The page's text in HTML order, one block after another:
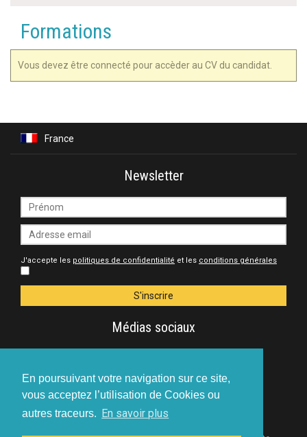
En poursuivant votre navigation sur ce site,
vous acceptez l’utilisation de Cookies ou
autres traceurs.
En savoir plus
Formations
Vous devez être connecté pour accèder au CV du candidat.
France
Newsletter
J'accepte les politiques de confidentialité et les conditions générales
Médias sociaux